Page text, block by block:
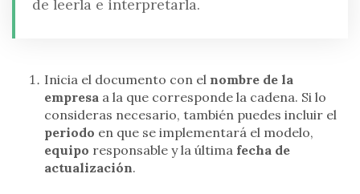
de leerla e interpretarla.
Inicia el documento con el nombre de la
empresa a la que corresponde la cadena. Si lo
consideras necesario, también puedes incluir el
periodo en que se implementará el modelo,
equipo responsable y la última fecha de
actualización.